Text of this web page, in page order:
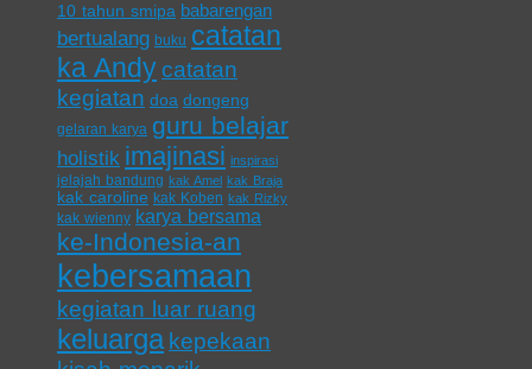
10 tahun smipa babarengan
bertualang buku catatan
ka Andy catatan
kegiatan doa dongeng
gelaran karya guru belajar
holistik imajinasi inspirasi
jelajah bandung kak Amel kak Braja
kak caroline kak Koben kak Rizky
kak wienny karya bersama
ke-Indonesia-an
kebersamaan
kegiatan luar ruang
keluarga kepekaan